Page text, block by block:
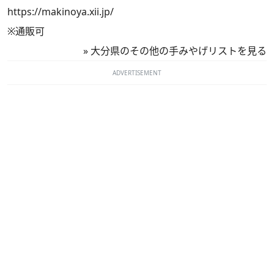
https://makinoya.xii.jp/
※通販可
» 大分県のその他の手みやげリストを見る
ADVERTISEMENT